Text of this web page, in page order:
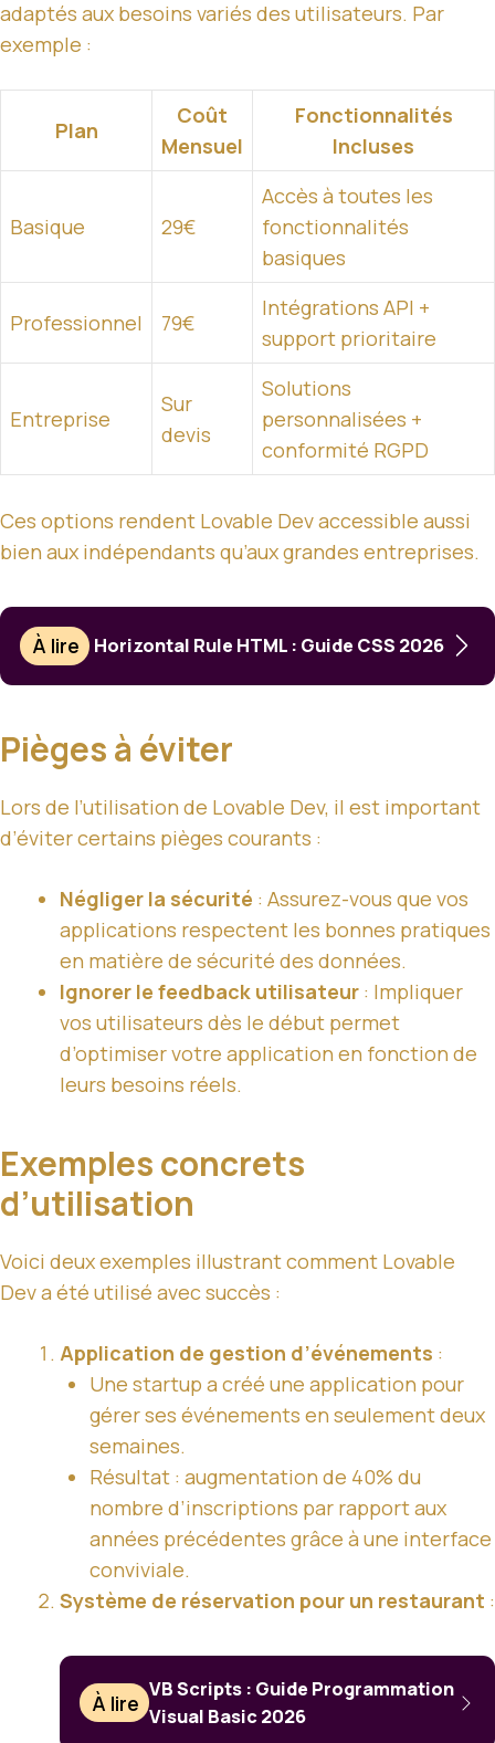
adaptés aux besoins variés des utilisateurs. Par
exemple :
Plan
Coût
Mensuel
Fonctionnalités
Incluses
Basique 29€
Accès à toutes les
fonctionnalités
basiques
Professionnel 79€
Intégrations API +
support prioritaire
Entreprise
Sur
devis
Solutions
personnalisées +
conformité RGPD
Ces options rendent Lovable Dev accessible aussi
bien aux indépendants qu’aux grandes entreprises.
À lire Horizontal Rule HTML : Guide CSS 2026
Pièges à éviter
Lors de l’utilisation de Lovable Dev, il est important
d’éviter certains pièges courants :
Négliger la sécurité : Assurez-vous que vos
applications respectent les bonnes pratiques
en matière de sécurité des données.
Ignorer le feedback utilisateur : Impliquer
vos utilisateurs dès le début permet
d’optimiser votre application en fonction de
leurs besoins réels.
Exemples concrets
d’utilisation
Voici deux exemples illustrant comment Lovable
Dev a été utilisé avec succès :
Application de gestion d’événements :
Une startup a créé une application pour
gérer ses événements en seulement deux
semaines.
Résultat : augmentation de 40% du
nombre d’inscriptions par rapport aux
années précédentes grâce à une interface
conviviale.
Système de réservation pour un restaurant :
À lire
VB Scripts : Guide Programmation
Visual Basic 2026